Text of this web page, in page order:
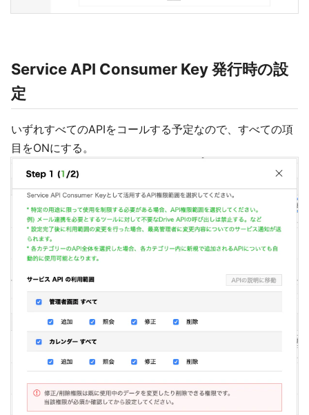
Service API Consumer Key 発行時の設
定
いずれすべてのAPIをコールする予定なので、すべての項
目をONにする。